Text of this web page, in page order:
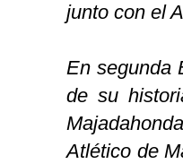
junto con el
En segunda
de su
Atlético de